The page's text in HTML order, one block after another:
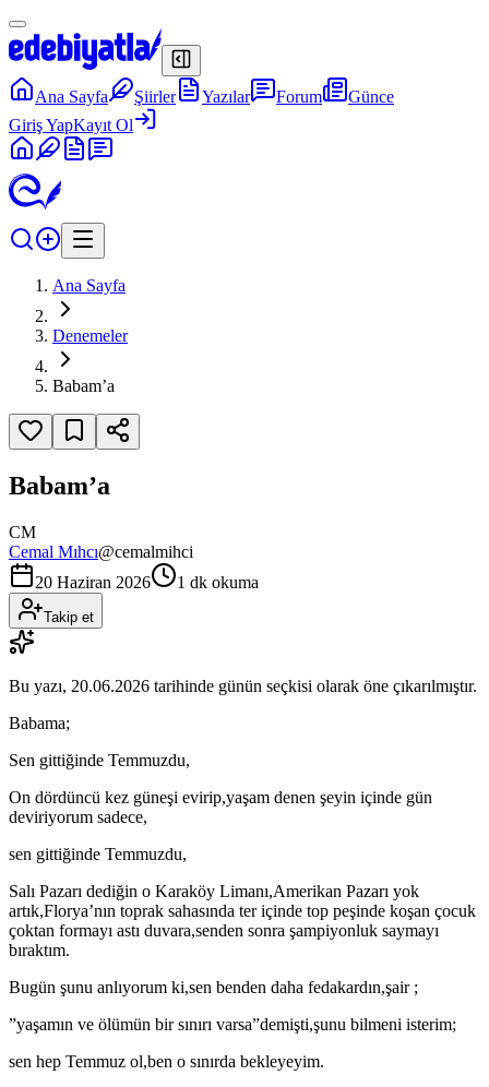
Ana Sayfa Şiirler Yazılar Forum
Günce
Giriş YapKayıt Ol
Ana Sayfa
Denemeler
Babam’a
Babam’a
CM
Cemal Mıhcı@cemalmihci
20 Haziran 2026
1 dk okuma
Takip et
Bu yazı, 20.06.2026 tarihinde günün seçkisi olarak öne çıkarılmıştır.
Babama;
Sen gittiğinde Temmuzdu,
On dördüncü kez güneşi evirip,yaşam denen şeyin içinde gün
deviriyorum sadece,
sen gittiğinde Temmuzdu,
Salı Pazarı dediğin o Karaköy Limanı,Amerikan Pazarı yok
artık,Florya’nın toprak sahasında ter içinde top peşinde koşan çocuk
çoktan formayı astı duvara,senden sonra şampiyonluk saymayı
bıraktım.
Bugün şunu anlıyorum ki,sen benden daha fedakardın,şair ;
”yaşamın ve ölümün bir sınırı varsa”demişti,şunu bilmeni isterim;
sen hep Temmuz ol,ben o sınırda bekleyeyim.